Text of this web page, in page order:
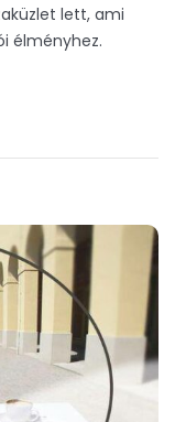
lett, ami
élményhez.